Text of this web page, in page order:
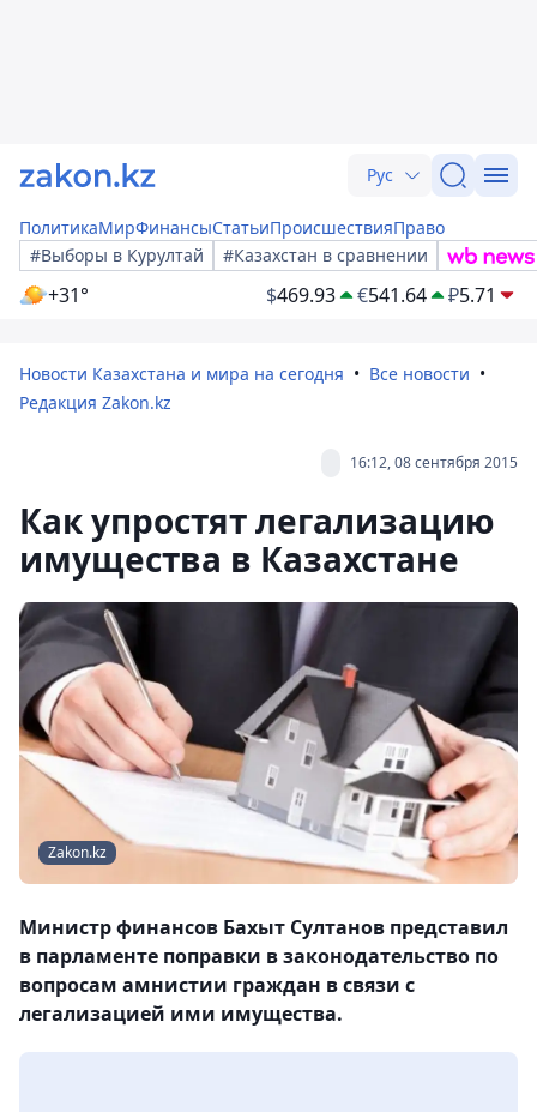
Рус
ПолитикаМирФинансыСтатьиПроисшествияПраво
#Выборы в Курултай
#Казахстан в сравнении
+31° $469.93 €541.64 ₽5.71
Новости Казахстана и мира на сегодня
Все новости
Редакция Zakon.kz
16:12, 08 сентября 2015
Как упростят легализацию
имущества в Казахстане
Zakon.kz
Министр финансов Бахыт Султанов представил
в парламенте поправки в законодательство по
вопросам амнистии граждан в связи с
легализацией ими имущества.